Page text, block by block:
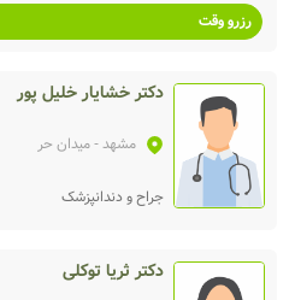
رزرو وقت
دکتر خشایار خلیل پور
مشهد- میدان حر
جراح و دندانپزشک
دکتر ثریا توکلی